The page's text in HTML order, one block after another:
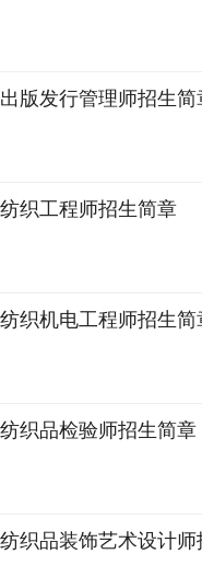
出版发行管理师招生简
纺织工程师招生简章
纺织机电工程师招生简
纺织品检验师招生简章
纺织品装饰艺术设计师